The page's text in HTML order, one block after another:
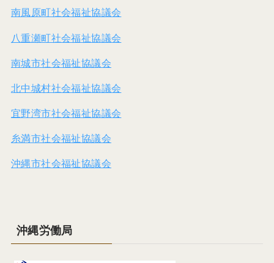
南風原町社会福祉協議会
八重瀬町社会福祉協議会
南城市社会福祉協議会
北中城村社会福祉協議会
宜野湾市社会福祉協議会
糸満市社会福祉協議会
沖縄市社会福祉協議会
沖縄労働局